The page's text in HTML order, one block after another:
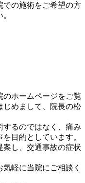
での施術をご希望の方
のホームページをご覧
じめまして、院長の松
するのではなく、痛み
目的としています。
案し、交通事故の症状
軽に当院にご相談く